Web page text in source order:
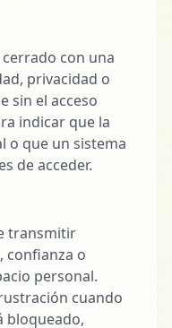
con una
privacidad o
sin el acceso
indicar que la
o que un sistema
de acceder.
transmitir
confianza o
personal.
cuando
bloqueado,